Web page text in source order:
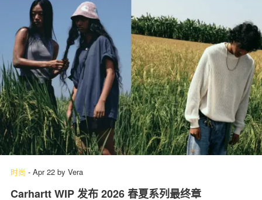
时尚 - Apr 22 by Vera
Carhartt WIP 发布 2026 春夏系列最终章